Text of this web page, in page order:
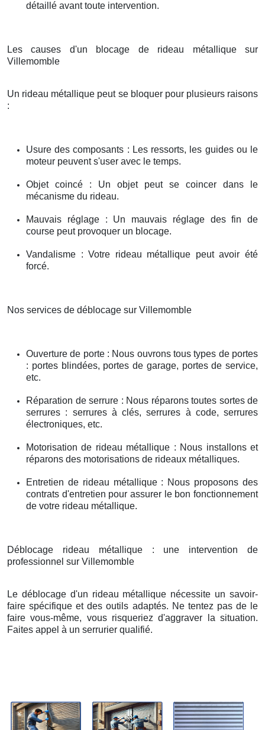
détaillé avant toute intervention.
Les causes d'un blocage de rideau métallique sur
Villemomble
Un rideau métallique peut se bloquer pour plusieurs raisons
:
Usure des composants : Les ressorts, les guides ou le
moteur peuvent s'user avec le temps.
Objet coincé : Un objet peut se coincer dans le
mécanisme du rideau.
Mauvais réglage : Un mauvais réglage des fin de
course peut provoquer un blocage.
Vandalisme : Votre rideau métallique peut avoir été
forcé.
Nos services de déblocage sur Villemomble
Ouverture de porte : Nous ouvrons tous types de portes
: portes blindées, portes de garage, portes de service,
etc.
Réparation de serrure : Nous réparons toutes sortes de
serrures : serrures à clés, serrures à code, serrures
électroniques, etc.
Motorisation de rideau métallique : Nous installons et
réparons des motorisations de rideaux métalliques.
Entretien de rideau métallique : Nous proposons des
contrats d'entretien pour assurer le bon fonctionnement
de votre rideau métallique.
Déblocage rideau métallique : une intervention de
professionnel sur Villemomble
Le déblocage d'un rideau métallique nécessite un savoir-
faire spécifique et des outils adaptés. Ne tentez pas de le
faire vous-même, vous risqueriez d'aggraver la situation.
Faites appel à un serrurier qualifié.